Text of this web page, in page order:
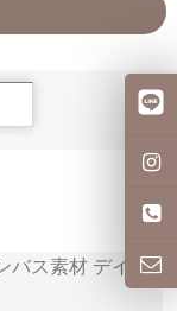
バス素材 デイリ